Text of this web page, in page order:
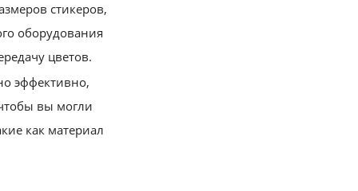
стикеров,
оборудования
цветов.
эффективно,
вы могли
как материал